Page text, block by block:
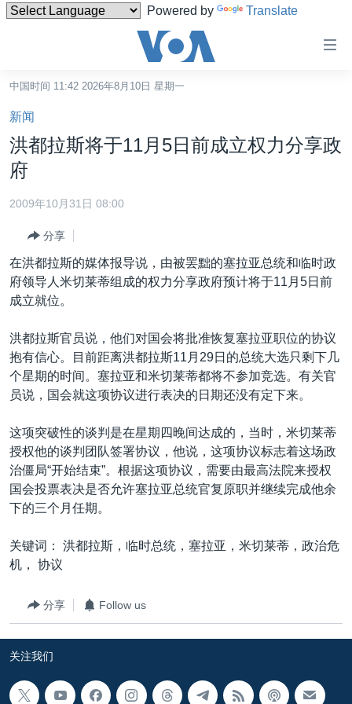
Powered by Translate
碍
链
接
跳
转
内
转
到
导
跳
转
到
检
中国
国际
最新国际新闻
印太
欧洲
非洲
全球议题
分类新闻
经济·金融·贸易
人权·法律·宗教
科教·文娱·体健
军事
环境
美中关系
热点专题
白宫要闻
国会报道
美国建国250周年
埃博拉疫情
美国之音专访
台海两岸关系
关注西藏
关注新疆
VOA视频
VOA今日焦点
关注我们
其他语言网站
中国时间 11:42 2026年8月10日 星期一
新闻
洪都拉斯将于11月5日前成立权力分享政
府
2009年10月31日 08:00
分享
在洪都拉斯的媒体报导说，由被罢黜的塞拉亚总统和临时政
府领导人米切莱蒂组成的权力分享政府预计将于11月5日前
成立就位。
洪都拉斯官员说，他们对国会将批准恢复塞拉亚职位的协议
抱有信心。目前距离洪都拉斯11月29日的总统大选只剩下几
个星期的时间。塞拉亚和米切莱蒂都将不参加竞选。有关官
员说，国会就这项协议进行表决的日期还没有定下来。
这项突破性的谈判是在星期四晚间达成的，当时，米切莱蒂
授权他的谈判团队签署协议，他说，这项协议标志着这场政
治僵局“开始结束”。根据这项协议，需要由最高法院来授权
国会投票表决是否允许塞拉亚总统官复原职并继续完成他余
下的三个月任期。
关键词： 洪都拉斯，临时总统，塞拉亚，米切莱蒂，政治危
机， 协议
分享 Follow us
关注我们